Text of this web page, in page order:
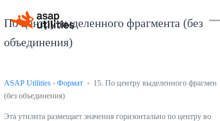
По центру выделенного фрагмента (без
объединения)
ASAP Utilities › Формат › 15. По центру выделенного
(без объединения)
Эта утилита размещает значения горизонтально по центру во